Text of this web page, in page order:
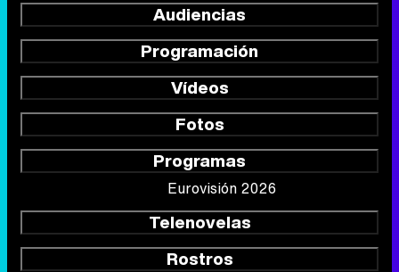
Audiencias
Programación
Vídeos
Fotos
Programas
Eurovisión 2026
Telenovelas
Rostros